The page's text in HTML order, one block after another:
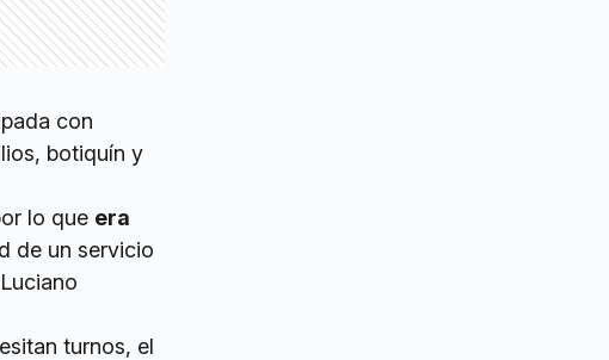
con
botiquín y
lo que era
de un servicio
turnos, el